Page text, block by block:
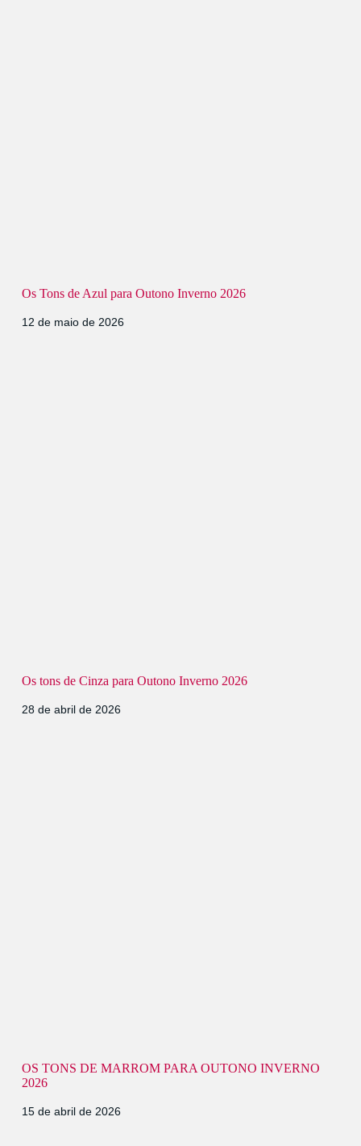
Os Tons de Azul para Outono Inverno 2026
12 de maio de 2026
Os tons de Cinza para Outono Inverno 2026
28 de abril de 2026
OS TONS DE MARROM PARA OUTONO INVERNO
2026
15 de abril de 2026